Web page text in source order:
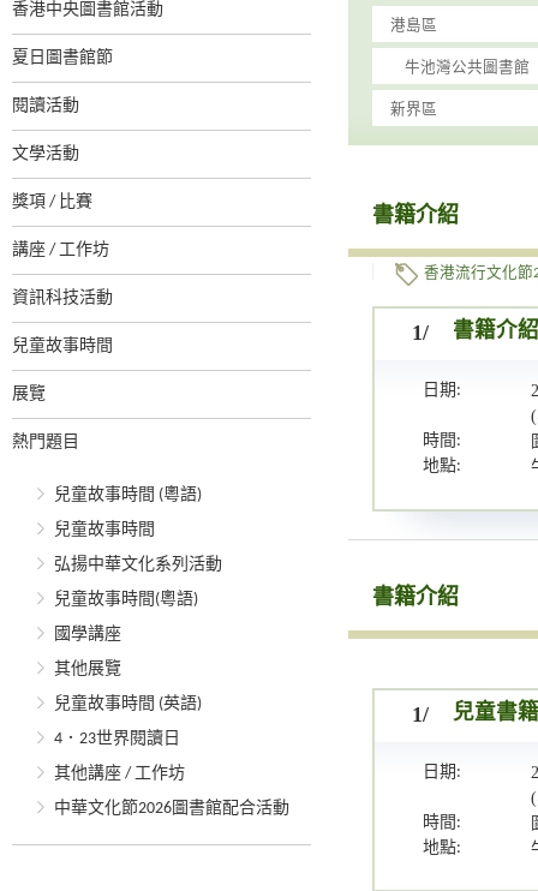
香港中央圖書館活動
夏日圖書館節
閱讀活動
文學活動
獎項 / 比賽
講座 / 工作坊
資訊科技活動
兒童故事時間
展覽
熱門題目
兒童故事時間 (粵語)
兒童故事時間
弘揚中華文化系列活動
兒童故事時間(粵語)
國學講座
其他展覽
兒童故事時間 (英語)
4．23世界閱讀日
其他講座 / 工作坊
中華文化節2026圖書館配合活動
書籍介紹
香港流行文化節
1/ 書籍介
日期:
時間:
地點:
書籍介紹
1/ 兒童書
日期:
時間:
地點: